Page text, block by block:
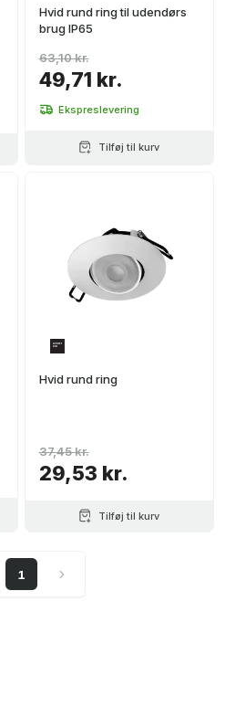
Hvid rund ring til udendørs
brug IP65
49,71 kr.
63,10 kr.
Ekspreslevering
Tilføj til kurv
Hvid rund ring
29,53 kr.
37,45 kr.
Tilføj til kurv
1